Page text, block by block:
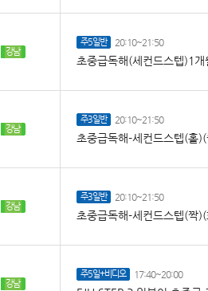
강남
주5일반 20:10~21:50
초중급독해(세컨드스텝)1
강남
주3일반 20:10~21:50
초중급독해-세컨드스텝(홀
강남
주3일반 20:10~21:50
초중급독해-세컨드스텝(짝
강남
주5일+비디오 17:40~20:00